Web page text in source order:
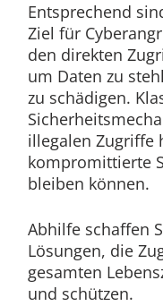
Entsprechend
Ziel für
den direkten
um Daten zu
zu schädigen.
illegalen Zugriffe
kompromittierte
bleiben können.
Abhilfe schaffen
Lösungen, die
gesamten
und schützen.